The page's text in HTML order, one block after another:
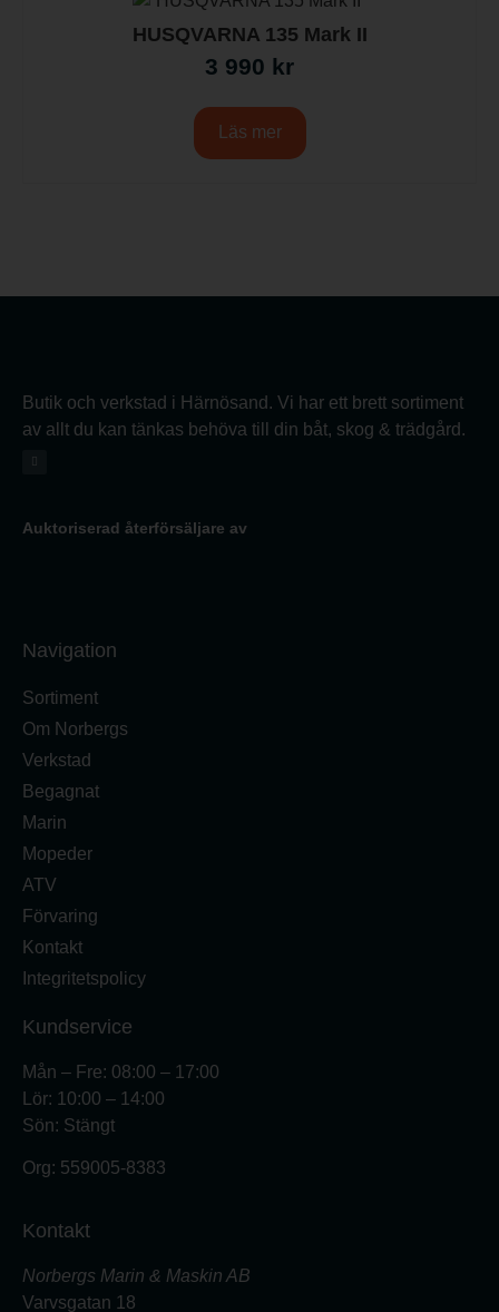
HUSQVARNA 135 Mark II
3 990 kr
Läs mer
Butik och verkstad i Härnösand. Vi har ett brett sortiment
av allt du kan tänkas behöva till din båt, skog & trädgård.
Auktoriserad återförsäljare av
Navigation
Sortiment
Om Norbergs
Verkstad
Begagnat
Marin
Mopeder
ATV
Förvaring
Kontakt
Integritetspolicy
Kundservice
Mån – Fre: 08:00 – 17:00
Lör: 10:00 – 14:00
Sön: Stängt
Org: 559005-8383
Kontakt
Norbergs Marin & Maskin AB
Varvsgatan 18